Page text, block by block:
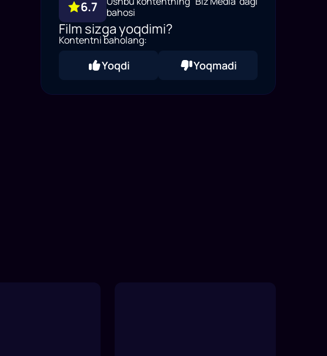
6.7
bahosi
Film sizga yoqdimi?
Kontentni baholang:
Yoqdi Yoqmadi